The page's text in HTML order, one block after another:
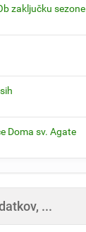
zaključku sezone
Doma sv. Agate
...